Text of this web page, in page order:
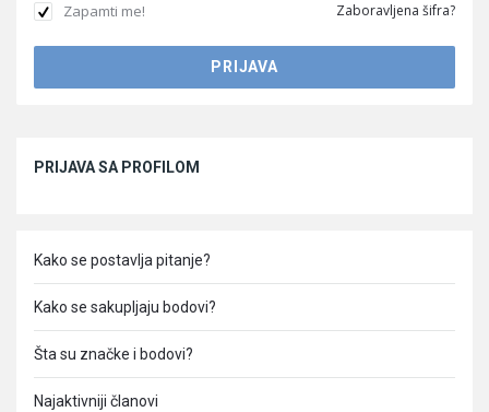
Zapamti me! Zaboravljena šifra?
PRIJAVA SA PROFILOM
Kako se postavlja pitanje?
Kako se sakupljaju bodovi?
Šta su značke i bodovi?
Najaktivniji članovi